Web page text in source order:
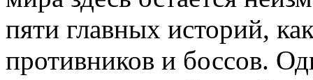
пяти главных историй,
противников и боссов.